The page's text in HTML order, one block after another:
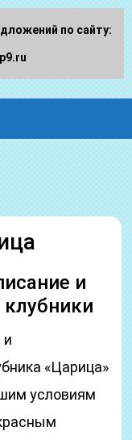
и
клубники
и
«Царица»
условиям
по сайту: